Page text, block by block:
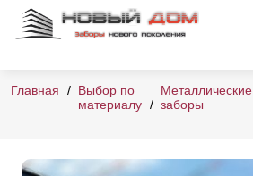
Главная
Выбор по
материалу
Металлические
заборы